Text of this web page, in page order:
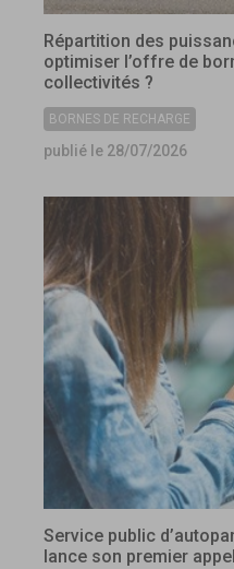
Répartition des
optimiser l’offre de
collectivités ?
BORNES DE RECHARGE
publié le 28/07/2026
Service public
lance son premier